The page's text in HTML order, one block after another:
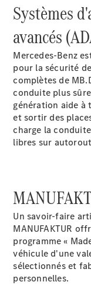
Site
de
vous
Systèmes
avancés
Mercedes-Benz
pour la sécurité
complètes de
conduite plus
génération aide
et sortir des
charge la
libres sur
Un savoir-faire
MANUFAKTUR
programme «
véhicule d'une
sélectionnés et
personnelles.